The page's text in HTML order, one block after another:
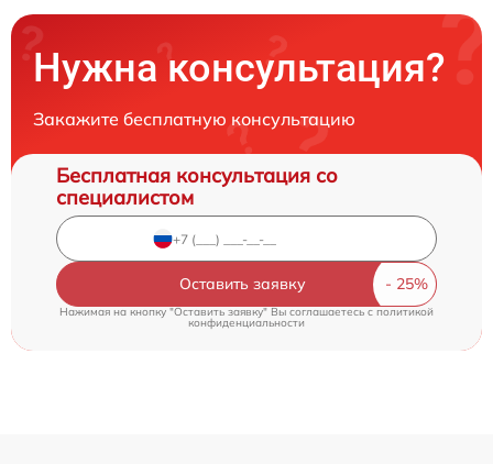
Нужна консультация?
Закажите бесплатную консультацию
Бесплатная консультация со
специалистом
Оставить заявку
Нажимая на кнопку "Оставить заявку" Вы соглашаетесь c политикой
конфиденциальности